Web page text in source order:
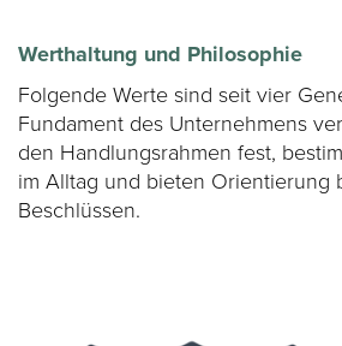
Werthaltung und Philosophie
Folgende Werte sind seit vier
Fundament des Unternehmens
den Handlungsrahmen fest,
im Alltag und bieten Orientierung
Beschlüssen.